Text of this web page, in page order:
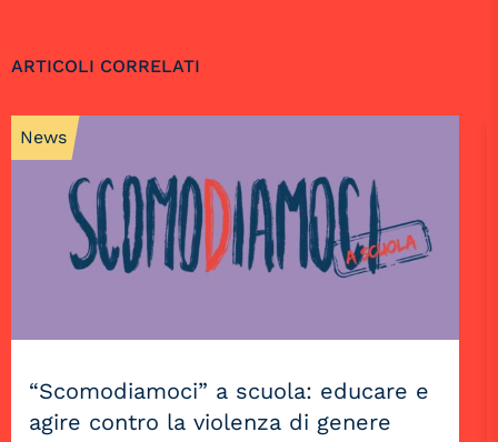
ARTICOLI CORRELATI
News
“Scomodiamoci” a scuola: educare e
agire contro la violenza di genere